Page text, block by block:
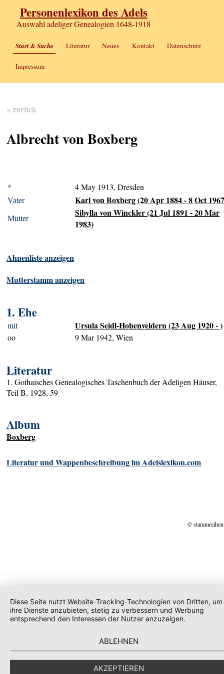
Personenlexikon des Adels
Auswahl adeliger Genealogien 1648-1918
Start & Suche Literatur Neues Kontakt Datenschutz
Impressum
« zurück
Albrecht von Boxberg
*
4 May 1913, Dresden
Vater
Karl von Boxberg (20 Apr 1884 - 8 Oct
Mutter
Sibylla von Winckler (21 Jul 1891 - 20 Mar
1983)
Ahnenliste anzeigen
Mutterstamm anzeigen
1. Ehe
mit Ursula Seidl-Hohenveldern (23 Aug 1920 - )
oo 9 Mar 1942, Wien
Literatur
1. Gothaisches Genealogisches Taschenbuch der Adeligen Häuser,
Teil B, 1928, 59
Album
Boxberg
Literatur und Wappenbeschreibung im Adelslexikon.com
©
Diese Seite nutzt Website-Tracking-Technologien von Dritten, um
ihre Dienste anzubieten, stetig zu verbessern und Werbung
entsprechend den Interessen der Nutzer anzuzeigen.
ABLEHNEN
AKZEPTIEREN